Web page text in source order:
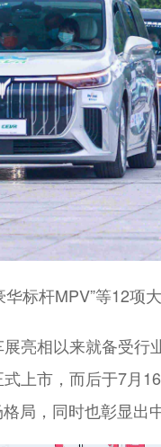
标杆MPV”等12项
亮相以来就备受
上市，而后于7月
局，同时也彰显出